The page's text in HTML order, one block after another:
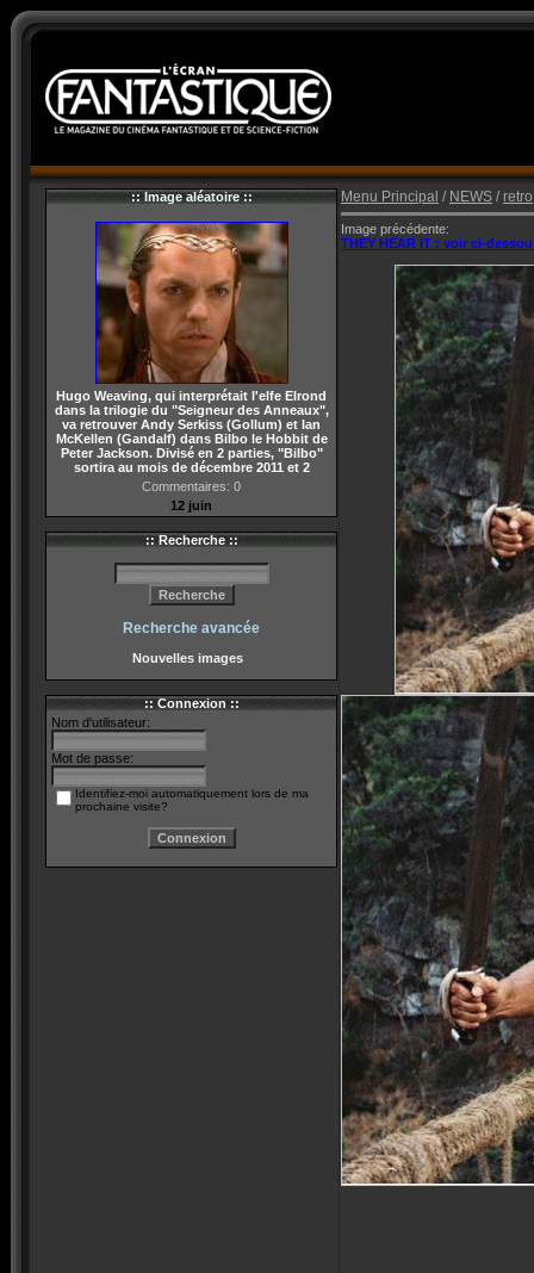
:: Image aléatoire ::
Hugo Weaving, qui interprétait l'elfe Elrond
dans la trilogie du "Seigneur des Anneaux",
va retrouver Andy Serkiss (Gollum) et Ian
McKellen (Gandalf) dans Bilbo le Hobbit de
Peter Jackson. Divisé en 2 parties, "Bilbo"
sortira au mois de décembre 2011 et 2
Commentaires: 0
12 juin
:: Recherche ::
Recherche avancée
Nouvelles images
:: Connexion ::
Nom d'utilisateur:
Mot de passe:
Identifiez-moi automatiquement lors de ma
prochaine visite?
Menu Principal / NEWS / retro
Image précédente:
THEY HEAR IT : voir ci-